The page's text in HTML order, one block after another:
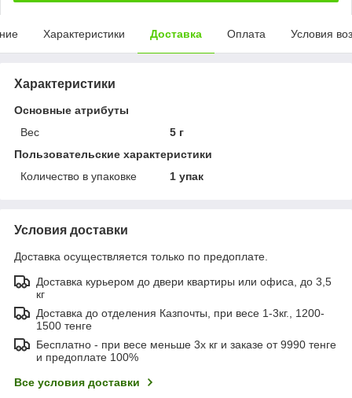
Характеристики Доставка Оплата Условия
Характеристики
Основные атрибуты
Вес
5 г
Пользовательские характеристики
Количество в упаковке
1 упак
Условия доставки
Доставка осуществляется только по предоплате.
Доставка курьером до двери квартиры или офиса, до 3,5
кг
Доставка до отделения Казпочты, при весе 1-3кг., 1200-
1500 тенге
Бесплатно - при весе меньше 3х кг и заказе от 9990 тенге
и предоплате 100%
Все условия доставки